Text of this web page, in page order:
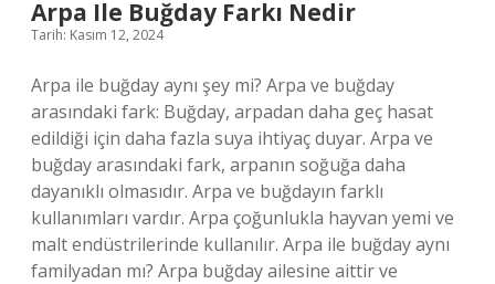
Arpa Ile Buğday Farkı Nedir
Tarih: Kasım 12, 2024
Arpa ile buğday aynı şey mi? Arpa ve buğday
arasındaki fark: Buğday, arpadan daha geç hasat
edildiği için daha fazla suya ihtiyaç duyar. Arpa ve
buğday arasındaki fark, arpanın soğuğa daha
dayanıklı olmasıdır. Arpa ve buğdayın farklı
kullanımları vardır. Arpa çoğunlukla hayvan yemi ve
malt endüstrilerinde kullanılır. Arpa ile buğday aynı
familyadan mı? Arpa buğday ailesine aittir ve